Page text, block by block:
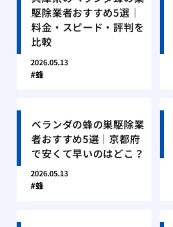
駆除業者おすすめ5選｜
料金・スピード・評判を
比較
2026.05.13
蜂
ベランダの蜂の巣駆除業
者おすすめ5選｜京都府
で安くて早いのはどこ？
2026.05.13
蜂